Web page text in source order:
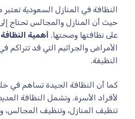
النظافة في المنازل السعودية تعتبر
حيث أن المنازل والمجالس تحتاج
على نظافتها وصحتها. أهمية النظافة
الأمراض والجراثيم التي قد تتراكم
النظيفة.
كما أن النظافة الجيدة تساهم في
لأفراد الأسرة. وتشمل النظافة
تنظيف المنازل، وتنظيف المجالس،